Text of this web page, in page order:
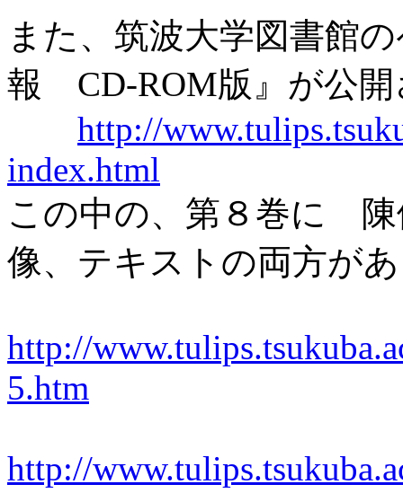
また、筑波大学図書館
報 CD-ROM版』が公開
http://
index.html
この中の、第８巻に
像、テキストの両方が
http://
5.htm
http://